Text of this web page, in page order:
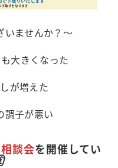
いませんか？～
大きくなった
が増えた
調子が悪い
談会を開催してい